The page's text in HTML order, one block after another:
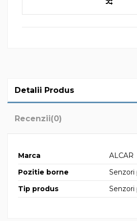
Detalii Produs
Recenzii(0)
Marca
ALCAR
Pozitie borne
Senzori
Tip produs
Senzori